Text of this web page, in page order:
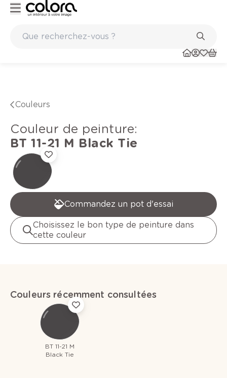
Couleurs
Couleur de peinture:
BT 11-21 M Black Tie
Commandez un pot d'essai
Choisissez le bon type de peinture dans
cette couleur
Couleurs récemment consultées
BT 11-21 M
Black Tie